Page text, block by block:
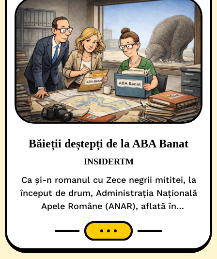
Băieții deștepți de la ABA Banat
INSIDERTM
Ca și-n romanul cu Zece negrii mititei, la
început de drum, Administrația Națională
Apele Române (ANAR), aflată în
coordonarea Ministerul Mediului, Apelor și
Pădurilor (MMAP), s-a angajat să